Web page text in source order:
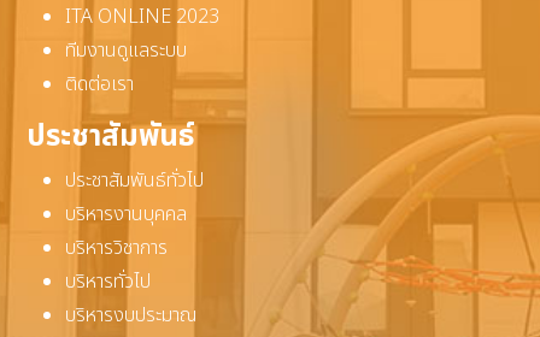
ITA ONLINE 2023
ทีมงานดูแลระบบ
ติดต่อเรา
ประชาสัมพันธ์
ประชาสัมพันธ์ทั่วไป
บริหารงานบุคคล
บริหารวิชาการ
บริหารทั่วไป
บริหารงบประมาณ